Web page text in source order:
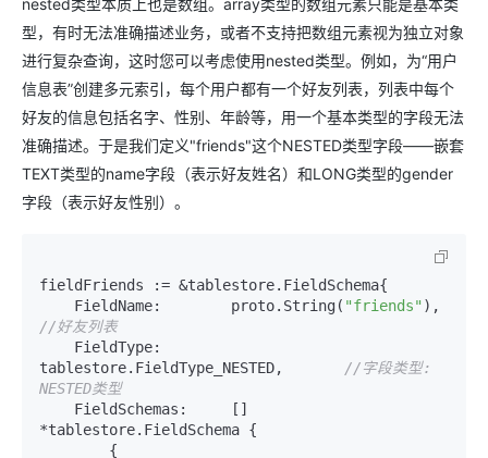
型，有时无法准确描述业务，或者不支持把数组元素视为独立对象
进行复杂查询，这时您可以考虑使用nested类型。例如，为“用户
信息表”创建多元索引，每个用户都有一个好友列表，列表中每个
好友的信息包括名字、性别、年龄等，用一个基本类型的字段无法
准确描述。于是我们定义"friends"这个NESTED类型字段——嵌套
TEXT类型的name字段（表示好友姓名）和LONG类型的gender
字段（表示好友性别）。
fieldFriends := &tablestore.FieldSchema{
    FieldName:        proto.String(
"friends"
//好友列表
tablestore.FieldType_NESTED,
//字段类型:
NESTED类型
*tablestore.FieldSchema {